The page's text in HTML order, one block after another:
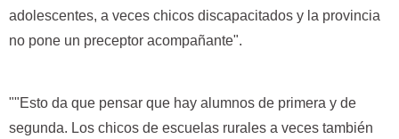
adolescentes, a veces chicos discapacitados y la provincia
no pone un preceptor acompañante".
""Esto da que pensar que hay alumnos de primera y de
segunda. Los chicos de escuelas rurales a veces también